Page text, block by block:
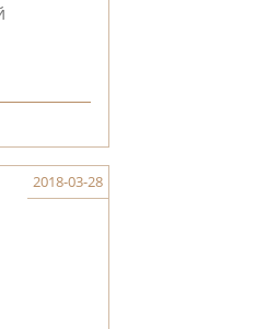
2018-03-28